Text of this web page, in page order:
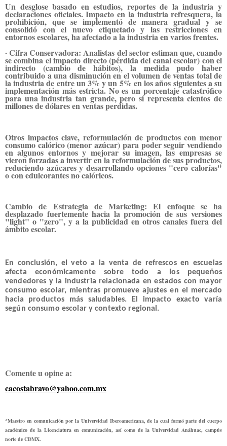
Un desglose basado en estudios, reportes de la industria y
declaraciones oficiales. Impacto en la industria refresquera, la
prohibición, que se implementó de manera gradual y se
consolidó con el nuevo etiquetado y las restricciones en
entornos escolares, ha afectado a la industria en varios frentes.
· Cifra Conservadora: Analistas del sector estiman que, cuando
se combina el impacto directo (pérdida del canal escolar) con el
indirecto (cambio de hábitos), la medida pudo haber
contribuido a una disminución en el volumen de ventas total de
la industria de entre un 3% y un 5% en los años siguientes a su
implementación más estricta. No es un porcentaje catastrófico
para una industria tan grande, pero sí representa cientos de
millones de dólares en ventas perdidas.
Otros impactos clave, reformulación de productos con menor
consumo calórico (menor azúcar) para poder seguir vendiendo
en algunos entornos y mejorar su imagen, las empresas se
vieron forzadas a invertir en la reformulación de sus productos,
reduciendo azúcares y desarrollando opciones "cero calorías"
o con edulcorantes no calóricos.
Cambio de Estrategia de Marketing: El enfoque se ha
desplazado fuertemente hacia la promoción de sus versiones
"light" o "zero", y a la publicidad en otros canales fuera del
ámbito escolar.
En conclusión, el veto a la venta de refrescos en escuelas
afecta económicamente sobre todo a los pequeños
vendedores y la industria relacionada en estados con mayor
consumo escolar, mientras promueve ajustes en el mercado
hacia productos más saludables. El impacto exacto varía
según consumo escolar y contexto regional.
Comente u opine a:
cacostabravo@yahoo.com.mx
*Maestro en comunicación por la Universidad Iberoamericana, de la cual formó parte del cuerpo
académico de la Licenciatura en comunicación, así como de la Universidad Anáhuac, campús
norte de CDMX.